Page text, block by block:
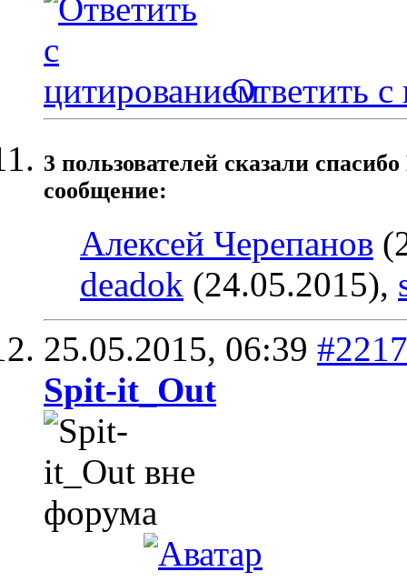
Ответить с
3 пользователей сказали
сообщение:
Алексей Черепанов
deadok (24.05.2015),
25.05.2015, 06:39 #2217
Spit-it_Out